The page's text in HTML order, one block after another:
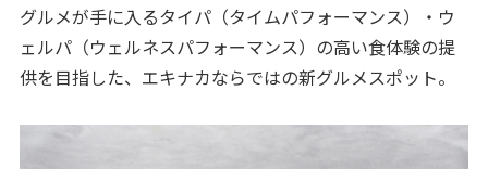
グルメが手に入るタイパ（タイムパフォーマンス）・ウ
ェルパ（ウェルネスパフォーマンス）の高い食体験の提
供を目指した、エキナカならではの新グルメスポット。